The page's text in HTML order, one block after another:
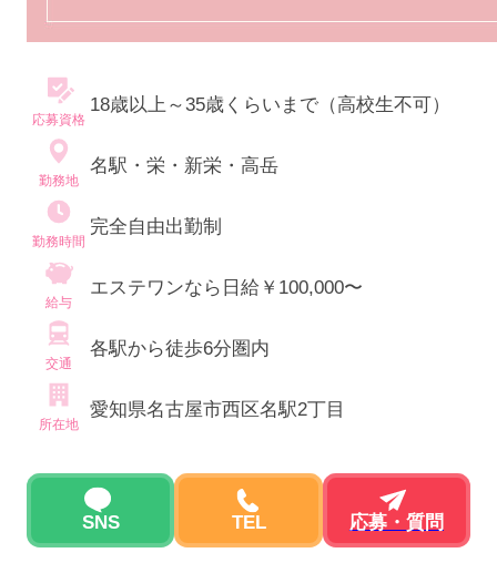
応募資格
18歳以上～35歳くらいまで（高校生不可）
勤務地
名駅・栄・新栄・高岳
勤務時間
完全自由出勤制
給与
エステワンなら日給￥100,000〜
交通
各駅から徒歩6分圏内
所在地
愛知県名古屋市西区名駅2丁目
SNS TEL 応募・質問